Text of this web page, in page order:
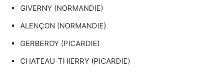
GIVERNY (NORMANDIE)
ALENÇON (NORMANDIE)
GERBEROY (PICARDIE)
CHATEAU-THIERRY (PICARDIE)